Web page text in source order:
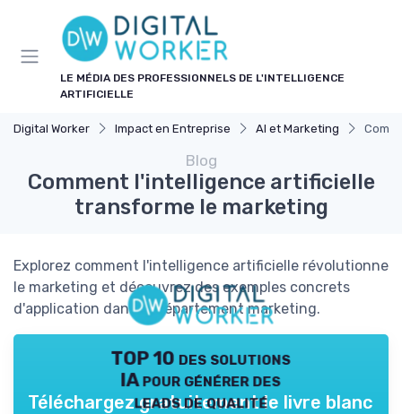
LE MÉDIA DES PROFESSIONNELS DE L'INTELLIGENCE
ARTIFICIELLE
Digital Worker Impact en Entreprise AI et Marketing
Blog
Comment l'intelligence artificielle
transforme le marketing
Explorez comment l'intelligence artificielle révolutionne
le marketing et découvrez des exemples concrets
d'application dans le département marketing.
TOP 10 des solutions
IA pour générer des
leads de qualité
Téléchargez gratuitement le livre blanc